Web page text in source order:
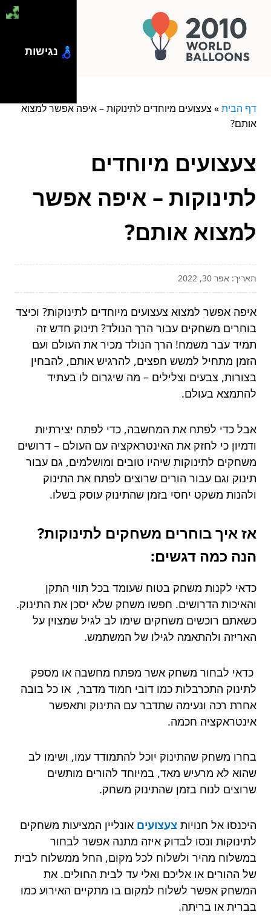
דף הבית» צעצועים מיוחדים לתינוקות – איפה אפשר למצוא
אותם?
צעצועים מיוחדים
לתינוקות – איפה אפשר
למצוא אותם?
תאריך: אפר 30, 2022
איפה אפשר למצוא צעצועים מיוחדים לתינוקות? וכיצד
בוחרים משחקים עבור הרך הנולד? תינוק חדש זה
תמיד עבר משמח! הרך הנולד מכיר את העולם ועם
הזמן מתחיל למשש חפצים, להרגיש אותם, להבחין
בצורות, צבעים וצלילים – מה שיגרום לו בעתיד
להתמצא בעולם.
אבל כדי לפתח את המחשבה, כדי לפתח יצירתיות
ודמיון כי לחזק את האינטראקציה עם העולם – דרושים
משחקים לתינוקות שיהיו טובים ומושלמים, גם עבור
תינוק וגם עבור הורים שרוצים לפתח את התינוק
ולהנות משקט יחסי בזמן שהתינוק עוסק בשלו.
אז איך בוחרים משחקים לתינוקות?
הנה כמה דגשים:
כדאי לקנות משחק בטוח שעומד בכל תווי התקן
והאיכות הדרושים. חפשו משחק שלא יסכן את התינוק.
כשאתם רוכשים משחקים שימו לב לגיל שמצוין על
האריזה ולהתאמה לגילו של המשתמש.
כדאי לבחור משחק אשר מפתח מחשבה או מספק
לתינוק התכרבלות כמו דובי חמוד מדבר, או כל בובה
אחרת רכה ונעימה שתדבר עם התינוק ותאפשר
אינטראקציה חכמה.
בחרו משחק שהתינוק יוכל להתמודד עמו, ושימו לב
שהוא לא מרעיש מאד, במיוחד להורים מותשים
שרוצים לנוח בזמן שהתינוק משחק.
היכנסו אל חנויות צעצועים אונליין המציעות משחקים
לתינוקות ונסו לבדוק איזה מתנה אפשר לבחור
במשלוח מהיר ולשלוח לכל מקום, החל ממשלוח לבית
של ההורים או אליכם ואלי עד לבית החולים. את
המשחק אפשר לשלוח למקום בו מתקיים האירוע כמו
בברית או בריתה.
נגישות